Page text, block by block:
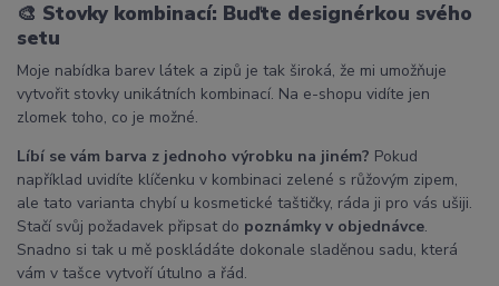
🎨 Stovky kombinací: Buďte designérkou svého
setu
Moje nabídka barev látek a zipů je tak široká, že mi umožňuje
vytvořit stovky unikátních kombinací. Na e-shopu vidíte jen
zlomek toho, co je možné.
Líbí se vám barva z jednoho výrobku na jiném? Pokud
například uvidíte klíčenku v kombinaci zelené s růžovým zipem,
ale tato varianta chybí u kosmetické taštičky, ráda ji pro vás ušiji.
Stačí svůj požadavek připsat do poznámky v objednávce.
Snadno si tak u mě poskládáte dokonale sladěnou sadu, která
vám v tašce vytvoří útulno a řád.